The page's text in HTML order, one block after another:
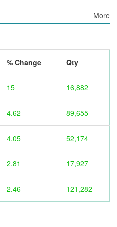
More
% Change Qty
15 16,882
4.62 89,655
4.05 52,174
2.81 17,927
2.46 121,282